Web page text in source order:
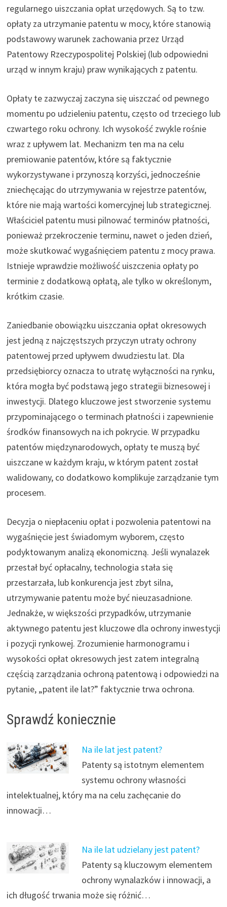
regularnego uiszczania opłat urzędowych. Są to tzw.
opłaty za utrzymanie patentu w mocy, które stanowią
podstawowy warunek zachowania przez Urząd
Patentowy Rzeczypospolitej Polskiej (lub odpowiedni
urząd w innym kraju) praw wynikających z patentu.
Opłaty te zazwyczaj zaczyna się uiszczać od pewnego
momentu po udzieleniu patentu, często od trzeciego lub
czwartego roku ochrony. Ich wysokość zwykle rośnie
wraz z upływem lat. Mechanizm ten ma na celu
premiowanie patentów, które są faktycznie
wykorzystywane i przynoszą korzyści, jednocześnie
zniechęcając do utrzymywania w rejestrze patentów,
które nie mają wartości komercyjnej lub strategicznej.
Właściciel patentu musi pilnować terminów płatności,
ponieważ przekroczenie terminu, nawet o jeden dzień,
może skutkować wygaśnięciem patentu z mocy prawa.
Istnieje wprawdzie możliwość uiszczenia opłaty po
terminie z dodatkową opłatą, ale tylko w określonym,
krótkim czasie.
Zaniedbanie obowiązku uiszczania opłat okresowych
jest jedną z najczęstszych przyczyn utraty ochrony
patentowej przed upływem dwudziestu lat. Dla
przedsiębiorcy oznacza to utratę wyłączności na rynku,
która mogła być podstawą jego strategii biznesowej i
inwestycji. Dlatego kluczowe jest stworzenie systemu
przypominającego o terminach płatności i zapewnienie
środków finansowych na ich pokrycie. W przypadku
patentów międzynarodowych, opłaty te muszą być
uiszczane w każdym kraju, w którym patent został
walidowany, co dodatkowo komplikuje zarządzanie tym
procesem.
Decyzja o niepłaceniu opłat i pozwolenia patentowi na
wygaśnięcie jest świadomym wyborem, często
podyktowanym analizą ekonomiczną. Jeśli wynalazek
przestał być opłacalny, technologia stała się
przestarzała, lub konkurencja jest zbyt silna,
utrzymywanie patentu może być nieuzasadnione.
Jednakże, w większości przypadków, utrzymanie
aktywnego patentu jest kluczowe dla ochrony inwestycji
i pozycji rynkowej. Zrozumienie harmonogramu i
wysokości opłat okresowych jest zatem integralną
częścią zarządzania ochroną patentową i odpowiedzi na
pytanie, „patent ile lat?” faktycznie trwa ochrona.
Sprawdź koniecznie
Na ile lat jest patent?
Patenty są istotnym elementem
systemu ochrony własności
intelektualnej, który ma na celu zachęcanie do
innowacji…
Na ile lat udzielany jest patent?
Patenty są kluczowym elementem
ochrony wynalazków i innowacji, a
ich długość trwania może się różnić…